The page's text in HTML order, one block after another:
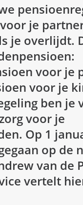
je
je overlijdt.
voor je
voor je
ben je
voor je
Op 1
op de
van de
vertelt